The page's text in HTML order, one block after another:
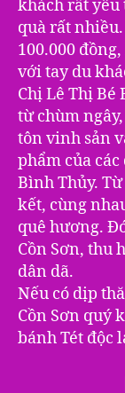
khách rất yêu
quà rất
100.000
với tay du
Chị Lê Thị Bé
từ chùm
tôn vinh sản
phẩm của
Bình Thủy.
kết, cùng
quê hương.
Cồn Sơn, thu
dân dã.
Nếu có dịp
Cồn Sơn quý
bánh Tét độc